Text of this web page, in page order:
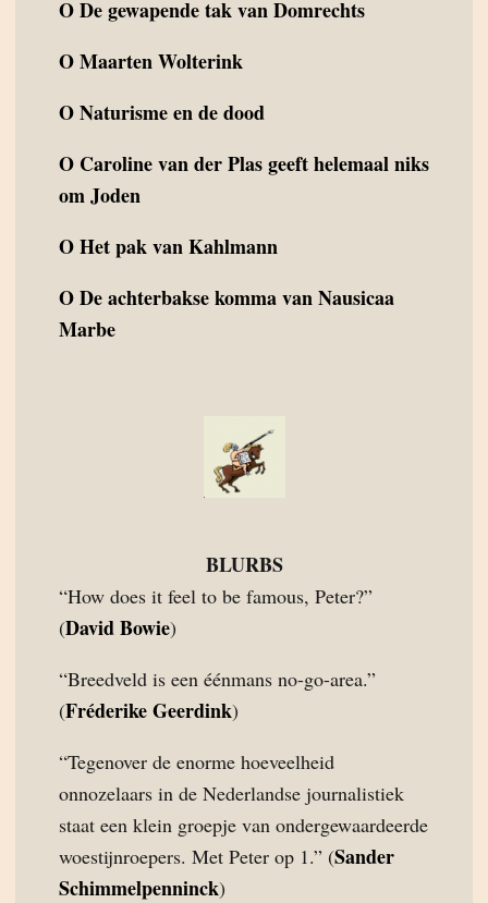
ODe gewapende tak van Domrechts
OMaarten Wolterink
ONaturisme en de dood
O Caroline van der Plas geeft helemaal niks
om Joden
OHet pak van Kahlmann
ODe achterbakse komma van Nausicaa
Marbe
BLURBS
“How does it feel to be famous, Peter?”
(David Bowie)
“Breedveld is een éénmans no-go-area.”
(Fréderike Geerdink)
“Tegenover de enorme hoeveelheid
onnozelaars in de Nederlandse journalistiek
staat een klein groepje van ondergewaardeerde
woestijnroepers. Met Peter op 1.” (Sander
Schimmelpenninck)